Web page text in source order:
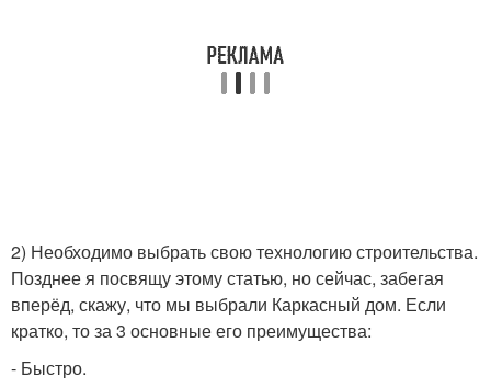
2) Необходимо выбрать свою технологию строительства.
Позднее я посвящу этому статью, но сейчас, забегая
вперёд, скажу, что мы выбрали Каркасный дом. Если
кратко, то за 3 основные его преимущества:
- Быстро.